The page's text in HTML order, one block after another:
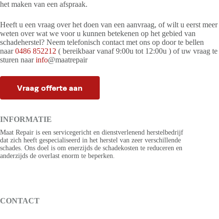
het maken van een afspraak.
Heeft u een vraag over het doen van een aanvraag, of wilt u eerst meer
weten over wat we voor u kunnen betekenen op het gebied van
schadeherstel? Neem telefonisch contact met ons op door te bellen
naar0486 852212 ( bereikbaar vanaf 9:00u tot 12:00u ) of uw vraag te
sturen naarinfo@maatrepair
Vraag offerte aan
INFORMATIE
Maat Repair is een servicegericht en dienstverlenend herstelbedrijf
dat zich heeft gespecialiseerd in het herstel van zeer verschillende
schades. Ons doel is om enerzijds de schadekosten te reduceren en
anderzijds de overlast enorm te beperken.
CONTACT